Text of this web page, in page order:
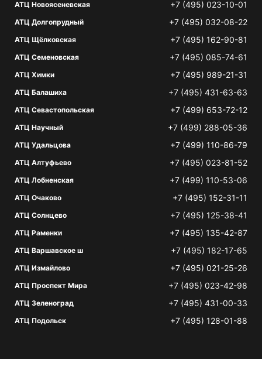
АТЦ Новоясеневская +7 (495) 023-10-01
АТЦ Долгопрудный +7 (495) 032-08-22
АТЦ Щёлковская +7 (495) 162-90-81
АТЦ Семеновская +7 (495) 085-74-61
АТЦ Химки +7 (495) 989-21-31
АТЦ Балашиха +7 (495) 431-63-63
АТЦ Севастопольская +7 (499) 653-72-12
АТЦ Научный +7 (499) 288-05-36
АТЦ Удальцова +7 (499) 110-86-79
АТЦ Алтуфьево +7 (495) 023-81-52
АТЦ Лобненская +7 (499) 110-53-06
АТЦ Очаково +7 (495) 152-31-11
АТЦ Солнцево +7 (495) 125-38-41
АТЦ Раменки +7 (495) 135-42-87
АТЦ Варшавское ш +7 (495) 182-17-65
АТЦ Измайлово +7 (495) 021-25-26
АТЦ Проспект Мира +7 (495) 023-42-98
АТЦ Зеленоград +7 (495) 431-00-33
АТЦ Подольск +7 (495) 128-01-88